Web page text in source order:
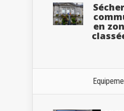
en